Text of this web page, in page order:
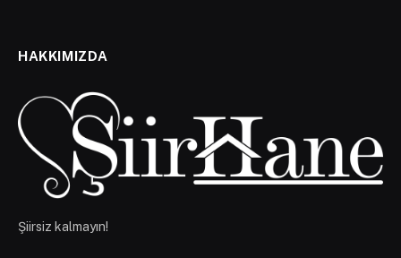
HAKKIMIZDA
Şiirsiz kalmayın!